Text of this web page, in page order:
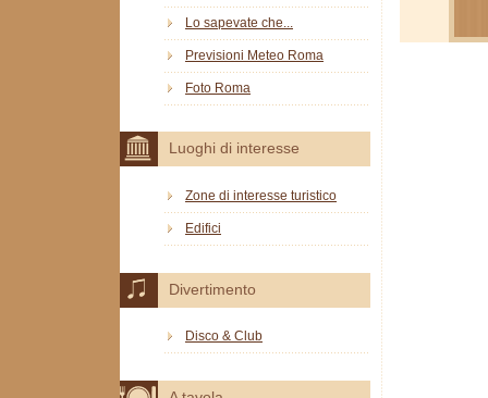
Lo sapevate che...
Previsioni Meteo Roma
Foto Roma
Luoghi di interesse
Zone di interesse turistico
Edifici
Divertimento
Disco & Club